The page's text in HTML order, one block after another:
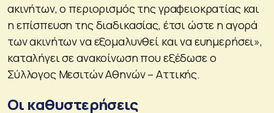
ακινήτων, ο περιορισμός της γραφειοκρατίας και
η επίσπευση της διαδικασίας, έτσι ώστε η αγορά
των ακινήτων να εξομαλυνθεί και να ευημερήσει»,
καταλήγει σε ανακοίνωση που εξέδωσε ο
Σύλλογος Μεσιτών Αθηνών – Αττικής.
Οι καθυστερήσεις